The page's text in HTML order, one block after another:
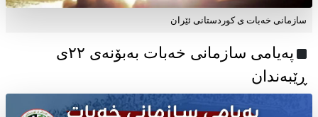
سازمانی خەبات ی کوردستانی ئێران
پەیامی سازمانی خەبات بەبۆنەی ۲۲ی
ڕێبەندان